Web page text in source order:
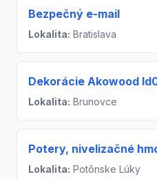
Bezpečný e-mail
Lokalita: Bratislava
Dekorácie Akowood
Lokalita: Brunovce
Potery, nivelizačné
Lokalita: Potônske Lúky